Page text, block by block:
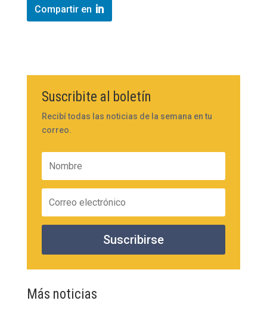
Compartir en
Suscribite al boletín
Recibí todas las noticias de la semana en tu
correo.
Suscribirse
Más noticias